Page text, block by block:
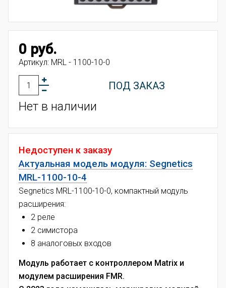
0 руб.
Артикул: MRL - 1100-10-0
ПОД ЗАКАЗ
Нет в наличии
Недоступен к заказу
Актуальная модель модуля: Segnetics
MRL-1100-10-4
Segnetics MRL-1100-10-0, компактный модуль
расширения:
2 реле
2 симистора
8 аналоговых входов
Модуль работает с контроллером Matrix и
модулем расширения FMR.